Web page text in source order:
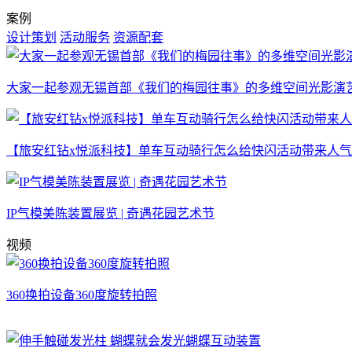
案例
设计策划 活动服务 资源配套
大家一起参观无锡首部《我们的梅园往事》的多维空间光影演
【旅安红钻x悦派科技】单车互动骑行怎么给快闪活动带来人气
IP气模美陈装置展览 | 奇遇花园艺术节
视频
360换拍设备360度旋转拍照